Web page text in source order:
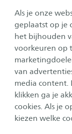
Als je onze
geplaatst op je
het bijhouden
voorkeuren op
van
media content.
klikken ga je
cookies. Als je
kiezen welke
tonen
tonen
Stoom
slimme